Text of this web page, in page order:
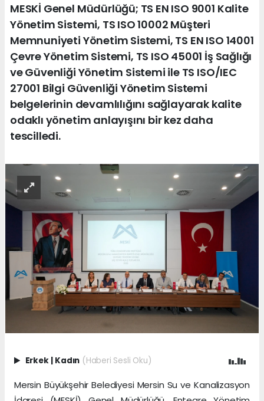
MESKİ Genel Müdürlüğü; TS EN ISO 9001 Kalite
Yönetim Sistemi, TS ISO 10002 Müşteri
Memnuniyeti Yönetim Sistemi, TS EN ISO 14001
Çevre Yönetim Sistemi, TS ISO 45001 İş Sağlığı
ve Güvenliği Yönetim Sistemi ile TS ISO/IEC
27001 Bilgi Güvenliği Yönetim Sistemi
belgelerinin devamlılığını sağlayarak kalite
odaklı yönetim anlayışını bir kez daha
tescilledi.
Erkek | Kadın (Haberi Sesli Oku)
Mersin Büyükşehir Belediyesi Mersin Su ve Kanalizasyon